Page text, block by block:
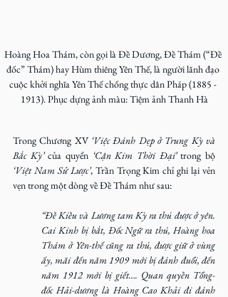
Hoàng Hoa Thám, còn gọi là Đề Dương, Đề Thám (“Đề
đốc” Thám) hay Hùm thiêng Yên Thế, là người lãnh đạo
cuộc khởi nghĩa Yên Thế chống thực dân Pháp (1885 -
1913). Phục dựng ảnh màu: Tiệm ảnh Thanh Hà
Trong Chương XV ‘Việc Đánh Dẹp ở Trung Kỳ và
Bắc Kỳ’ của quyển ‘Cận Kim Thời Đại’
‘Việt Nam Sử Lược’, Trần Trọng Kim chỉ ghi lại vẻn
vẹn trong một dòng về Đề Thám như sau:
“Đề Kiều và Lương tam Kỳ ra thú được ở yên.
Cai Kinh bị bắt, Đốc Ngữ ra thú, Hoàng hoa
Thám ở Yên-thế cũng ra thú, được giữ ở vùng
ấy, mãi đến năm 1909 mới bị đánh đuổi, đến
năm 1912 mới bị giết…. Quan quyền Tổng-
đốc Hải-dương là Hoàng Cao Khải đi đánh